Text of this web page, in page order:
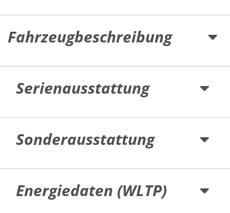
Fahrzeugbeschreibung
Serienausstattung
Sonderausstattung
Energiedaten (WLTP)